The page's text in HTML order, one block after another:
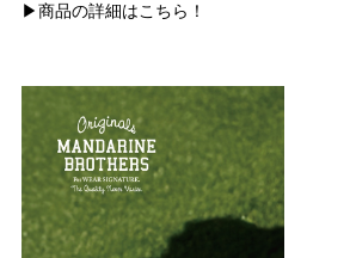
▶商品の詳細はこちら！